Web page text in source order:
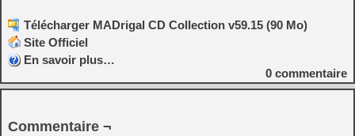
Télécharger MADrigal CD Collection v59.15 (90 Mo)
Site Officiel
En savoir plus…
0 commentaire
Commentaire ¬